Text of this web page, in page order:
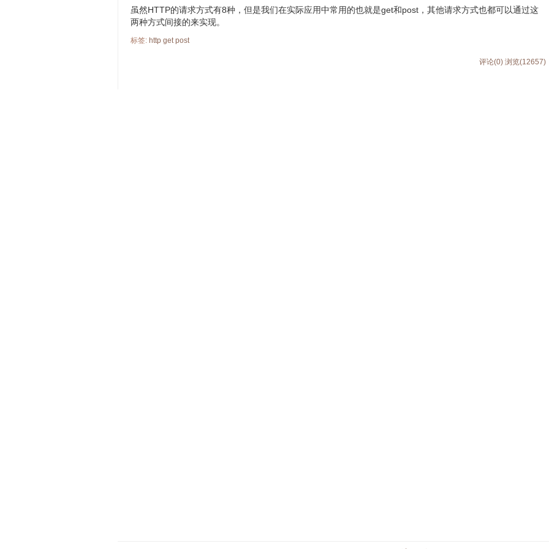
虽然HTTP的请求方式有8种，但是我们在实际应用中常用的也就是get和post，其他请求方式也都可以通过这
两种方式间接的来实现。
标签: http get post
评论(0) 浏览(12657)